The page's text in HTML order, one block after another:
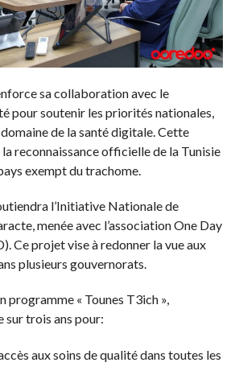
sa collaboration avec le
pour soutenir les priorités nationales,
de la santé digitale. Cette
reconnaissance officielle de la Tunisie
exempt du trachome.
l’Initiative Nationale de
menée avec l’association One Day
Ce projet vise à redonner la vue aux
plusieurs gouvernorats.
programme « Tounes T3ich »,
sur trois ans pour:
aux soins de qualité dans toutes les